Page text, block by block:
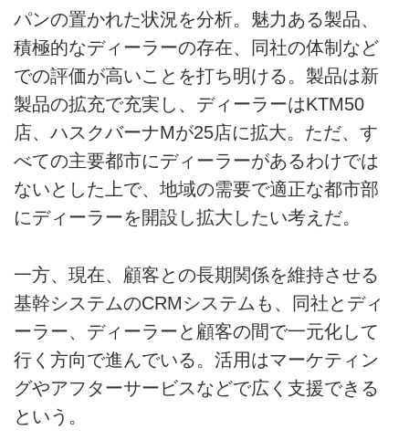
パンの置かれた状況を分析。魅力ある製品、
積極的なディーラーの存在、同社の体制など
での評価が高いことを打ち明ける。製品は新
製品の拡充で充実し、ディーラーはKTM50
店、ハスクバーナMが25店に拡大。ただ、す
べての主要都市にディーラーがあるわけでは
ないとした上で、地域の需要で適正な都市部
にディーラーを開設し拡大したい考えだ。
一方、現在、顧客との長期関係を維持させる
基幹システムのCRMシステムも、同社とディ
ーラー、ディーラーと顧客の間で一元化して
行く方向で進んでいる。活用はマーケティン
グやアフターサービスなどで広く支援できる
という。